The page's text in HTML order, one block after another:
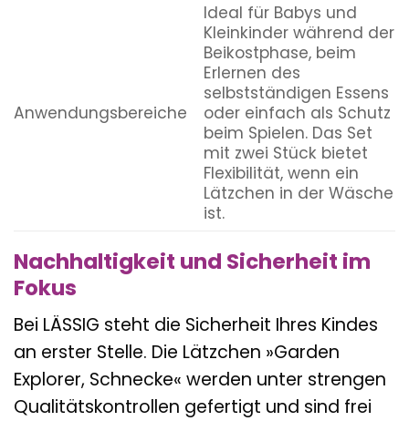
Anwendungsbereiche
Ideal für Babys und
Kleinkinder während der
Beikostphase, beim
Erlernen des
selbstständigen Essens
oder einfach als Schutz
beim Spielen. Das Set
mit zwei Stück bietet
Flexibilität, wenn ein
Lätzchen in der Wäsche
ist.
Nachhaltigkeit und Sicherheit im
Fokus
Bei LÄSSIG steht die Sicherheit Ihres Kindes
an erster Stelle. Die Lätzchen »Garden
Explorer, Schnecke« werden unter strengen
Qualitätskontrollen gefertigt und sind frei